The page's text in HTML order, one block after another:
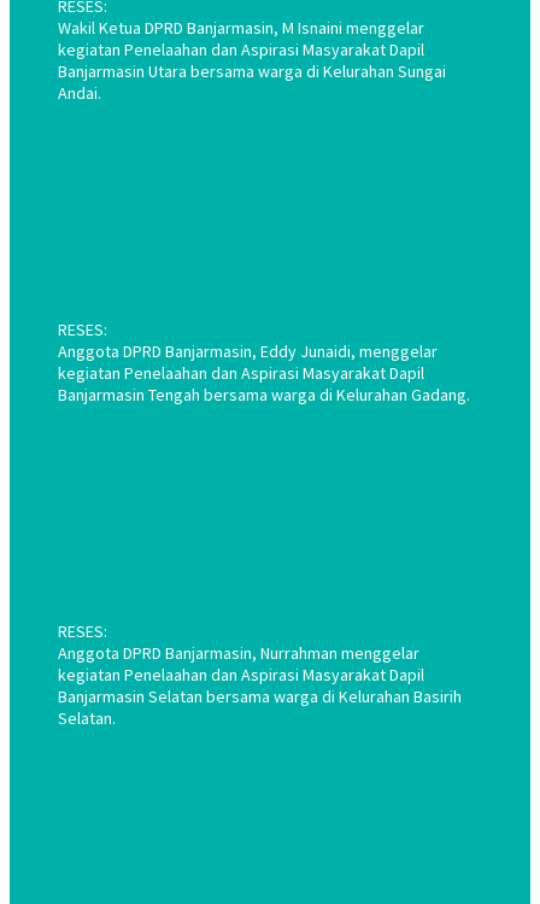
RESES:
Wakil Ketua DPRD Banjarmasin, M Isnaini menggelar
kegiatan Penelaahan dan Aspirasi Masyarakat Dapil
Banjarmasin Utara bersama warga di Kelurahan Sungai
Andai.
RESES:
Anggota DPRD Banjarmasin, Eddy Junaidi, menggelar
kegiatan Penelaahan dan Aspirasi Masyarakat Dapil
Banjarmasin Tengah bersama warga di Kelurahan Gadang.
RESES:
Anggota DPRD Banjarmasin, Nurrahman menggelar
kegiatan Penelaahan dan Aspirasi Masyarakat Dapil
Banjarmasin Selatan bersama warga di Kelurahan Basirih
Selatan.